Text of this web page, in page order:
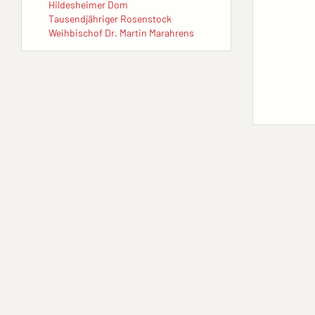
Hildesheimer Dom
Tausendjähriger Rosenstock
Weihbischof Dr. Martin Marahrens